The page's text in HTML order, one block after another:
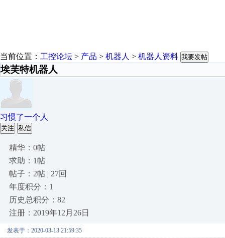
当前位置： 工控论坛 > 产品 > 机器人 > 机器人资料 我要发帖
埃芙特机器人
习惯了一个人
关注 私信
精华：0帖
求助：1帖
帖子：2帖 | 27回
年度积分：1
历史总积分：82
注册：2019年12月26日
发表于：2020-03-13 21:59:35